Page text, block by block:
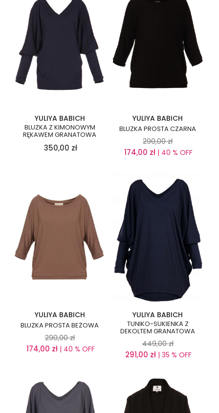
YULIYA BABICH
BLUZKA Z KIMONOWYM
RĘKAWEM GRANATOWA
350,00 zł
YULIYA BABICH
BLUZKA PROSTA CZARNA
290,00 zł
174,00 zł | 40 % OFF
YULIYA BABICH
BLUZKA PROSTA BEŻOWA
290,00 zł
174,00 zł| 40 % OFF
YULIYA BABICH
TUNIKO-SUKIENKA Z
DEKOLTEM GRANATOWA
449,00 zł
291,00 zł | 35 % OFF